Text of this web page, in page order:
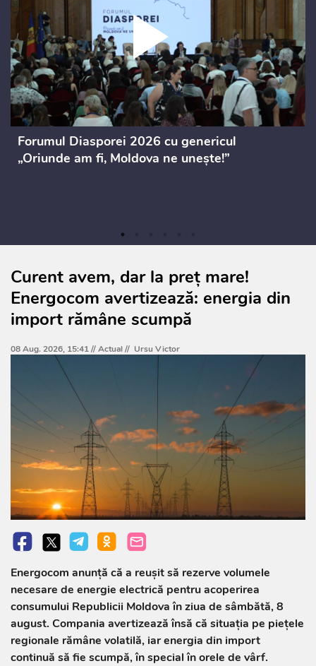
Forumul Diasporei 2026 cu genericul
„Oriunde am fi, Moldova ne unește!”
Curent avem, dar la preț mare!
Energocom avertizează: energia din
import rămâne scumpă
08 Aug. 2026, 15:41 //Actual// Ursu Victor
Energocom anunță că a reușit să rezerve volumele
necesare de energie electrică pentru acoperirea
consumului Republicii Moldova în ziua de sâmbătă, 8
august. Compania avertizează însă că situația pe piețele
regionale rămâne volatilă, iar energia din import
continuă să fie scumpă, în special în orele de vârf.